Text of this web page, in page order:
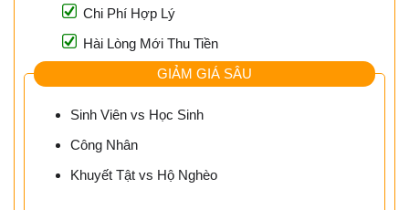
Chi Phí Hợp Lý
Hài Lòng Mới Thu Tiền
GIẢM GIÁ SÂU
Sinh Viên vs Học Sinh
Công Nhân
Khuyết Tật vs Hộ Nghèo